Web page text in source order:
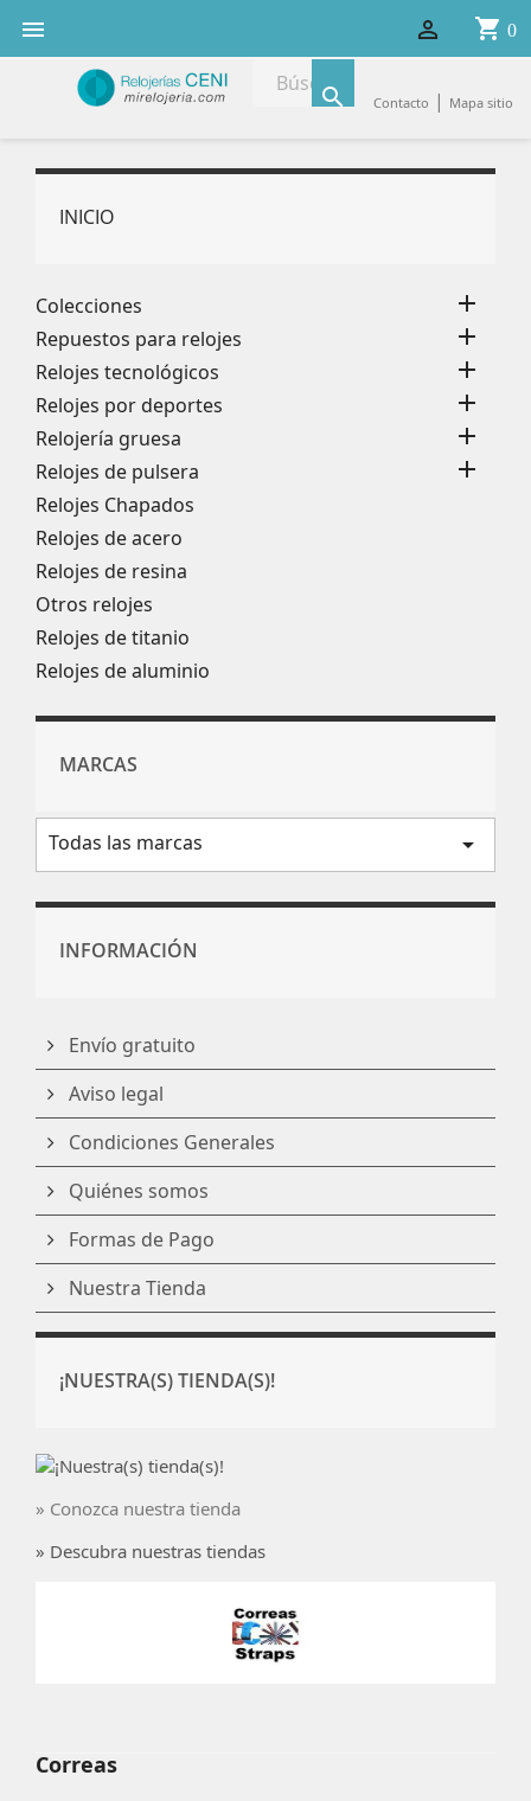
 shopping_cart 0

 Contacto | Mapa sitio
INICIO
Colecciones 
Repuestos para relojes 
Relojes tecnológicos 
Relojes por deportes 
Relojería gruesa 
Relojes de pulsera 
Relojes Chapados
Relojes de acero
Relojes de resina
Otros relojes
Relojes de titanio
Relojes de aluminio
MARCAS
Todas las marcas arrow_drop_down
INFORMACIÓN
Envío gratuito
Aviso legal
Condiciones Generales
Quiénes somos
Formas de Pago
Nuestra Tienda
¡NUESTRA(S) TIENDA(S)!
» Conozca nuestra tienda
» Descubra nuestras tiendas
Correas